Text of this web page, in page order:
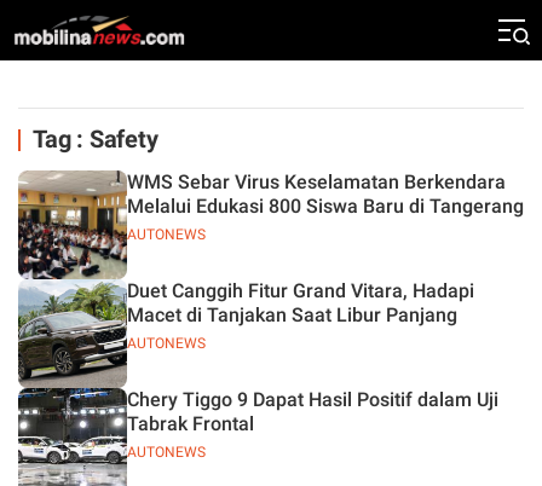
Tag : Safety
AUTONEWS
WMS Sebar Virus Keselamatan Berkendara
Melalui Edukasi 800 Siswa Baru di Tangerang
AUTONEWS
Duet Canggih Fitur Grand Vitara, Hadapi
Macet di Tanjakan Saat Libur Panjang
AUTONEWS
Chery Tiggo 9 Dapat Hasil Positif dalam Uji
Tabrak Frontal